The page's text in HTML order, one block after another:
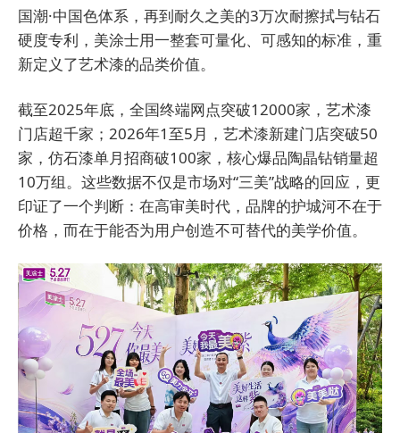
国潮·中国色体系，再到耐久之美的3万次耐擦拭与钻石
硬度专利，美涂士用一整套可量化、可感知的标准，重
新定义了艺术漆的品类价值。
截至2025年底，全国终端网点突破12000家，艺术漆
门店超千家；2026年1至5月，艺术漆新建门店突破50
家，仿石漆单月招商破100家，核心爆品陶晶钻销量超
10万组。这些数据不仅是市场对“三美”战略的回应，更
印证了一个判断：在高审美时代，品牌的护城河不在于
价格，而在于能否为用户创造不可替代的美学价值。